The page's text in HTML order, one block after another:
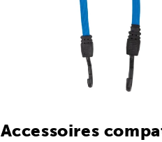
Accessoires